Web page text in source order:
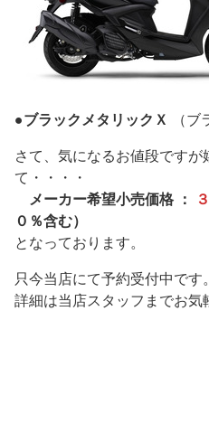
●ブラックメタリックＸ （ブ
さて、気になるお値段です
て・・・・
メーカー希望小売価格 ：
０％含む）
となっております。
只今当店にて予約受付中です。
詳細は当店スタッフまでお気